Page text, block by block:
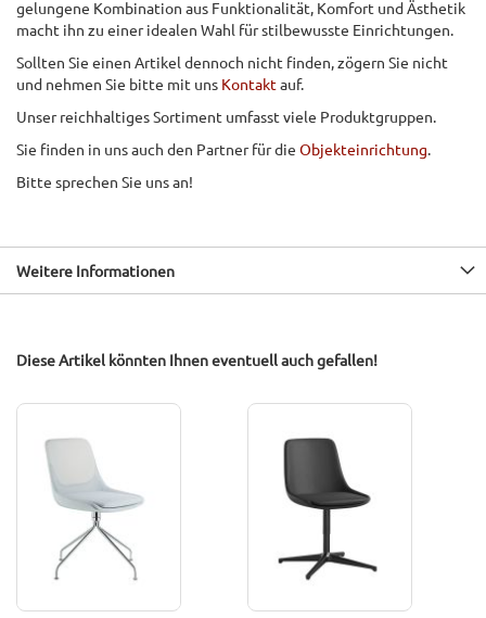
gelungene Kombination aus Funktionalität, Komfort und Ästhetik
macht ihn zu einer idealen Wahl für stilbewusste Einrichtungen.
Sollten Sie einen Artikel dennoch nicht finden, zögern Sie nicht
und nehmen Sie bitte mit uns Kontaktauf.
Unser reichhaltiges Sortiment umfasst viele Produktgruppen.
Sie finden in uns auch den Partner für die Objekteinrichtung.
Bitte sprechen Sie uns an!
Weitere Informationen
Diese Artikel könnten Ihnen eventuell auch gefallen!